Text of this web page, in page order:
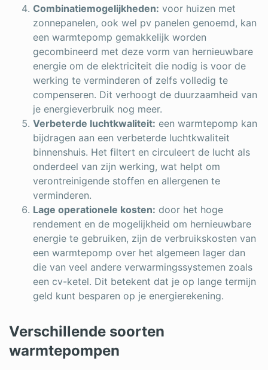
Combinatiemogelijkheden: voor huizen met
zonnepanelen, ook wel pv panelen genoemd, kan
een warmtepomp gemakkelijk worden
gecombineerd met deze vorm van hernieuwbare
energie om de elektriciteit die nodig is voor de
werking te verminderen of zelfs volledig te
compenseren. Dit verhoogt de duurzaamheid van
je energieverbruik nog meer.
Verbeterde luchtkwaliteit: een warmtepomp kan
bijdragen aan een verbeterde luchtkwaliteit
binnenshuis. Het filtert en circuleert de lucht als
onderdeel van zijn werking, wat helpt om
verontreinigende stoffen en allergenen te
verminderen.
Lage operationele kosten: door het hoge
rendement en de mogelijkheid om hernieuwbare
energie te gebruiken, zijn de verbruikskosten van
een warmtepomp over het algemeen lager dan
die van veel andere verwarmingssystemen zoals
een cv-ketel. Dit betekent dat je op lange termijn
geld kunt besparen op je energierekening.
Verschillende soorten
warmtepompen